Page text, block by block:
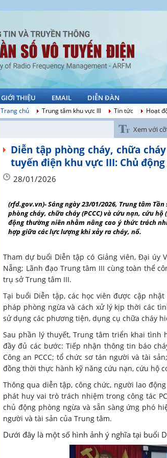
GIỚI THIỆU EMAIL
DIỄN ĐÀN
Trang chủ Trung tâm khu vực III Tin tức Hoạt
Xem với
Diễn tập phòng cháy, chữa
tuyến điện khu vực III: Chủ
28/01/2026
(rfd.gov.vn)- Sáng ngày 23/01/2026, Trung tâm
phòng cháy, chữa cháy (PCCC) và cứu nạn, cứu
động thường niên nhằm nâng cao ý thức trách
hợp giữa các lực lượng khi xảy ra cháy, nổ.
Tham dự buổi Diễn tập có Giảng viên, Đại úy
Nẵng; Lãnh đạo Trung tâm III cùng toàn thể
trụ sở Trung tâm III.
Tại buổi Diễn tập, các học viên được cập
pháp phòng ngừa và cách xử lý kịp thời các
sử dụng các phương tiện, dụng cụ chữa cháy
Sau phần lý thuyết, Trung tâm triển khai tình
đầy đủ các bước: Tiếp nhận thông tin báo
Công an PCCC; tổ chức sơ tán người và tài
đồng thời thực hành kỹ năng cứu nạn, cứu hộ
Thông qua diễn tập, công chức, người lao
phát huy vai trò trách nhiệm trong công tác
chủ động phòng ngừa và sẵn sàng ứng phó
người và tài sản của Trung tâm.
Dưới đây là một số hình ảnh ý nghĩa tại buổi